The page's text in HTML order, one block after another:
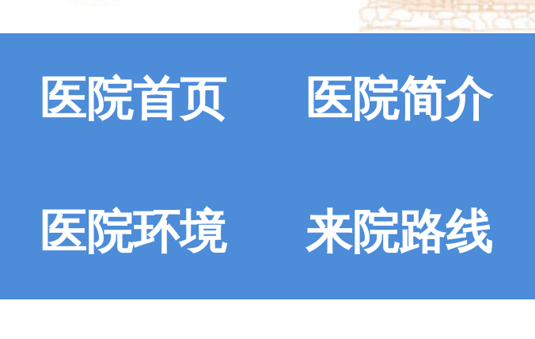
医院首页 医院简介
医院环境 来院路线